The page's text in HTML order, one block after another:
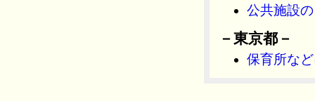
公共施設
－東京都－
保育所な